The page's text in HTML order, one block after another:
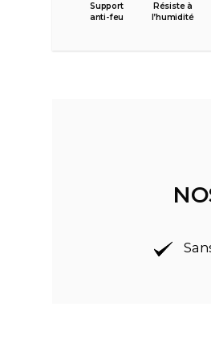
Support
anti-feu
Résiste à
l’humidité